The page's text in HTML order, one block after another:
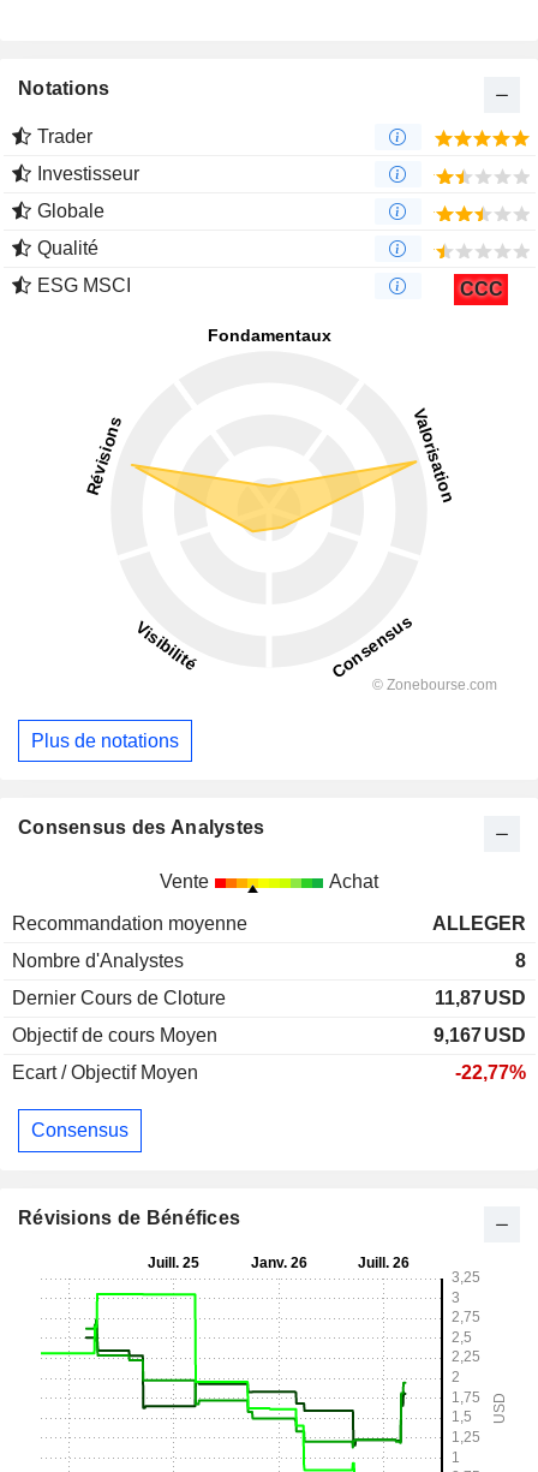
Notations
Trader
Investisseur
Globale
Qualité
ESG MSCI
CCC
Plus de notations
Consensus des Analystes
Vente Achat
Recommandation moyenne
ALLEGER
Nombre d'Analystes
8
Dernier Cours de Cloture
11,87USD
Objectif de cours Moyen
9,167USD
Ecart / Objectif Moyen
-22,77%
Consensus
Révisions de Bénéfices